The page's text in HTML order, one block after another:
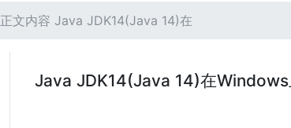
正文内容 Java JDK14(Java 14)在
Java JDK14(Java 14)在Windows